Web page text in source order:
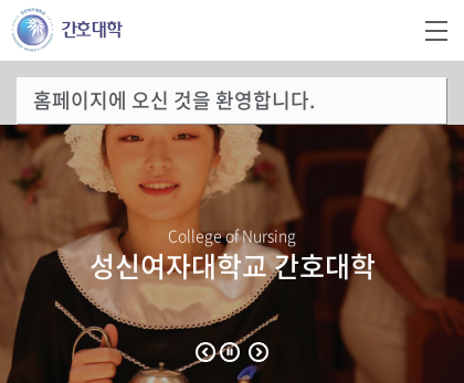
홈페이지에 오신 것을 환영합니다.
College of Nursing
성신여자대학교 간호대학